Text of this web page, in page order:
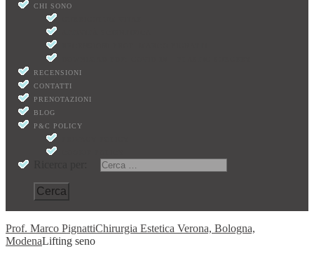
CHI SONO
RECENSIONI
CONTATTI
PRENOTAZIONI
BLOG
P&C POLICY
Prof. Marco PignattiChirurgia Estetica Verona, Bologna,
ModenaLifting seno